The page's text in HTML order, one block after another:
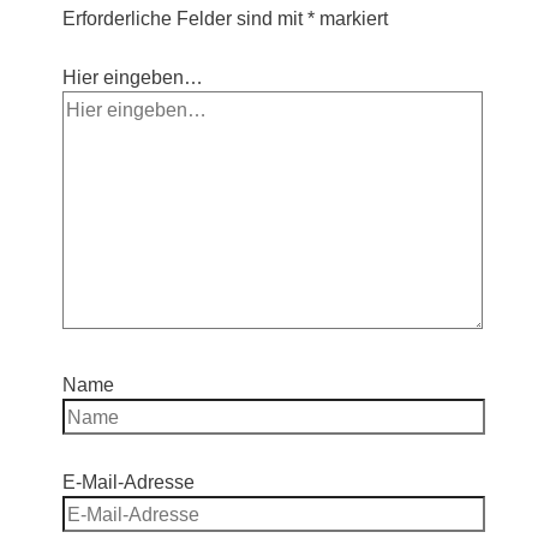
Erforderliche Felder sind mit*markiert
Hier eingeben…
Name
E-Mail-Adresse